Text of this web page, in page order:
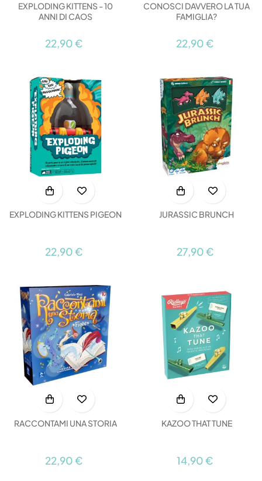
EXPLODING KITTENS - 10
ANNI DI CAOS
22,90 €
CONOSCI DAVVERO LA TUA
FAMIGLIA?
22,90 €
EXPLODING KITTENS PIGEON
22,90 €
JURASSIC BRUNCH
27,90 €
RACCONTAMI UNA STORIA
22,90 €
KAZOO THAT TUNE
14,90 €